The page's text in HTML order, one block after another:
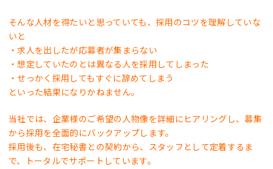
そんな人材を得たいと思っていても、採用のコツを理解していな
いと
・求人を出したが応募者が集まらない
・想定していたのとは異なる人を採用してしまった
・せっかく採用してもすぐに辞めてしまう
といった結果になりかねません。
当社では、企業様のご希望の人物像を詳細にヒアリングし、募集
から採用を全面的にバックアップします。
採用後も、在宅秘書との契約から、スタッフとして定着するま
で、トータルでサポートしています。